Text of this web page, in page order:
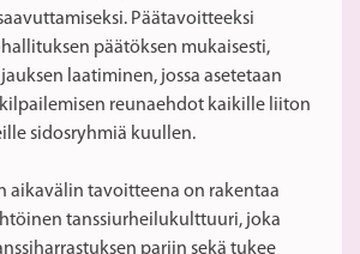
Päätavoitteeksi
päätöksen mukaisesti,
laatiminen, jossa asetetaan
kilpailemisen reunaehdot kaikille liiton
sidosryhmiä kuullen.
aikavälin tavoitteena on rakentaa
tanssiurheilukulttuuri, joka
pariin sekä tukee